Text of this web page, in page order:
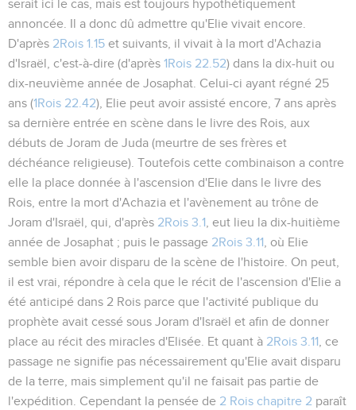
serait ici le cas, mais est toujours hypothétiquement
annoncée. Il a donc dû admettre qu'Elie vivait encore.
D'après 2Rois 1.15 et suivants, il vivait à la mort d'Achazia
d'Israël, c'est-à-dire (d'après 1Rois 22.52) dans la dix-huit ou
dix-neuvième année de Josaphat. Celui-ci ayant régné 25
ans (1Rois 22.42), Elie peut avoir assisté encore, 7 ans après
sa dernière entrée en scène dans le livre des Rois, aux
débuts de Joram de Juda (meurtre de ses frères et
déchéance religieuse). Toutefois cette combinaison a contre
elle la place donnée à l'ascension d'Elie dans le livre des
Rois, entre la mort d'Achazia et l'avènement au trône de
Joram d'Israël, qui, d'après 2Rois 3.1 , eut lieu la dix-huitième
année de Josaphat ; puis le passage 2Rois 3.11 , où Elie
semble bien avoir disparu de la scène de l'histoire. On peut,
il est vrai, répondre à cela que le récit de l'ascension d'Elie a
été anticipé dans 2 Rois parce que l'activité publique du
prophète avait cessé sous Joram d'Israël et afin de donner
place au récit des miracles d'Elisée. Et quant à 2Rois 3.11 , ce
passage ne signifie pas nécessairement qu'Elie avait disparu
de la terre, mais simplement qu'il ne faisait pas partie de
l'expédition. Cependant la pensée de 2 Rois chapitre 2 paraît